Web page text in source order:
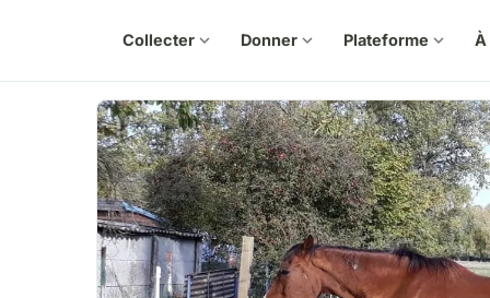
Collecter expand_more Donner expand_more Plateforme expand_more À